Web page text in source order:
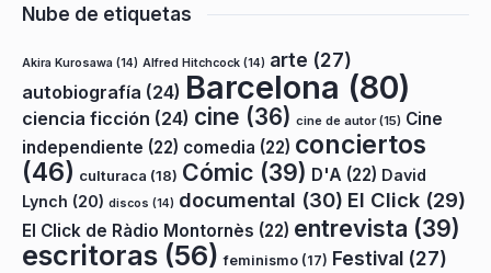
Nube de etiquetas
Akira Kurosawa (14) Alfred Hitchcock (14) arte (27)
autobiografía (24) Barcelona (80)
ciencia ficción (24) cine (36) cine de autor(15) Cine
independiente (22) comedia (22) conciertos
(46) culturaca (18) Cómic (39) D'A (22) David
Lynch (20) discos (14) documental (30) El Click (29)
El Click de Ràdio Montornès (22) entrevista (39)
escritoras (56) feminismo (17) Festival (27)